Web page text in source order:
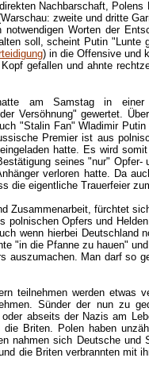
Nachbarschaft,
zweite und dritte
Worten der
soll, scheint Putin
) in die Offensive und
gefallen und ahnte
am Samstag in
Versöhnung" gewertet.
"Stalin Fan" Wladimir
Premier ist aus
hatte. Es wird
seines "nur"
verloren hatte. Da
die eigentliche Trauerfeier
fürchtet
Opfers und
wenn hierbei
"in die Pfanne zu hauen"
auszumachen. Man darf so
teilnehmen werden etwas
Sünder der nun zu
abseits der Nazis am
Briten. Polen haben
nahmen sich Deutsche
die Briten verbrannten